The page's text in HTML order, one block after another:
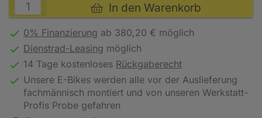
In den Warenkorb
0% Finanzierung ab 380,20 € möglich
Dienstrad-Leasing möglich
14 Tage kostenloses Rückgaberecht
Unsere E-Bikes werden alle vor der Auslieferung
fachmännisch montiert und von unseren Werkstatt-
Profis Probe gefahren